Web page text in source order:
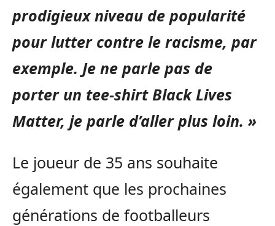
prodigieux niveau de popularité
pour lutter contre le racisme, par
exemple. Je ne parle pas de
porter un tee-shirt Black Lives
Matter, je parle d’aller plus loin. »
Le joueur de 35 ans souhaite
également que les prochaines
générations de footballeurs